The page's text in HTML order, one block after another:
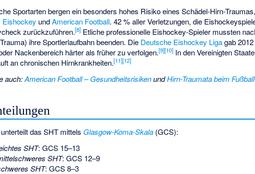
Sportarten bergen ein besonders hohes Risiko eines Schädel-Hirn-
Eishockey undAmerican Football. 42 % aller Verletzungen, die
zurückzuführen.[8] Etliche professionelle Eishockey-Spieler mussten
ihre Sportlerlaufbahn beenden. Die Deutsche Eishockey Ligagab
Nackenbereich härter als früher zu verfolgen.[9][10] In den Vereinigten
an chronischen Hirnkrankheiten.[11][12]
auch:American Football – GesundheitsrisikenundHirn-Traumata beim Fußball
das SHT mittels Glasgow-Koma-Skala (GCS):
SHT: GCS 15–13
SHT: GCS 12–9
SHT: GCS 8–3